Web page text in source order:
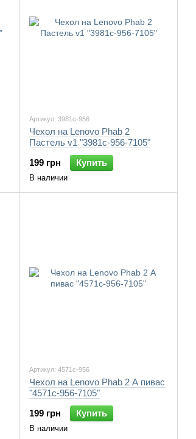
Артикул: 3981c-956
Чехол на Lenovo Phab 2
Пастель v1 "3981c-956-7105"
199 грн
Купить
В наличии
Артикул: 4571c-956
Чехол на Lenovo Phab 2 А пивас
"4571c-956-7105"
199 грн
Купить
В наличии